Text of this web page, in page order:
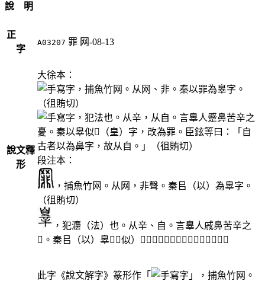
說 明
正
字
A03207 罪 网-08-13
說文釋
形
大徐本：
，捕魚竹网。从网、非。秦以罪為辠字。
（徂賄切）
，犯法也。从辛，从自。言辠人蹙鼻苦辛之
憂。秦以辠似𦤃（皇）字，改為罪。臣鉉等曰：「自
古者以為鼻字，故从自。」（徂賄切）
段注本：
，捕魚竹网。从网，非聲。秦㠯（以）為辠字。
（徂賄切）
，犯灋（法）也。从辛、自。言辠人戚鼻苦辛之
𢝊。秦㠯（以）辠󰇽（似）𦤃（皇）字，改為罪。（徂賄切）
此字《說文解字》篆形作「
」，捕魚竹网。